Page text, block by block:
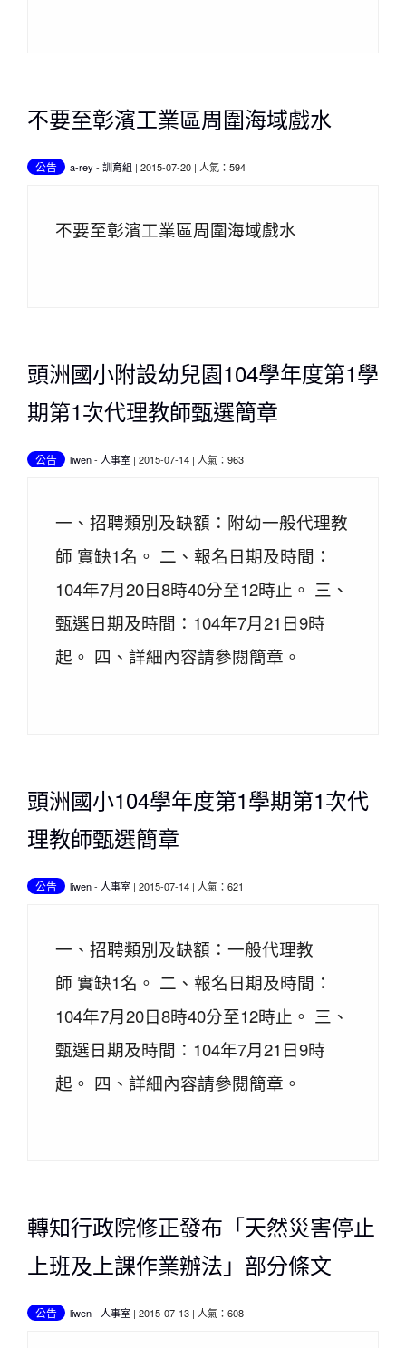
不要至彰濱工業區周圍海域戲水
公告 a-rey - 訓育組 | 2015-07-20 | 人氣：594
不要至彰濱工業區周圍海域戲水
頭洲國小附設幼兒園104學年度第1學
期第1次代理教師甄選簡章
公告 liwen- 人事室 | 2015-07-14 | 人氣：963
一、招聘類別及缺額：附幼一般代理教
師 實缺1名。 二、報名日期及時間：
104年7月20日8時40分至12時止。 三、
甄選日期及時間：104年7月21日9時
起。 四、詳細內容請參閱簡章。
頭洲國小104學年度第1學期第1次代
理教師甄選簡章
公告 liwen- 人事室 | 2015-07-14 | 人氣：621
一、招聘類別及缺額：一般代理教
師 實缺1名。 二、報名日期及時間：
104年7月20日8時40分至12時止。 三、
甄選日期及時間：104年7月21日9時
起。 四、詳細內容請參閱簡章。
轉知行政院修正發布「天然災害停止
上班及上課作業辦法」部分條文
公告 liwen- 人事室 | 2015-07-13 | 人氣：608